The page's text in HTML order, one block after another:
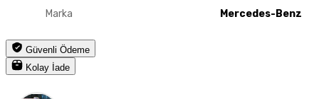
Marka Mercedes-Benz
Güvenli Ödeme
Kolay İade